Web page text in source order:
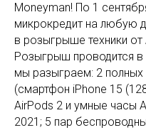
Moneyman! По 1
микрокредит на любую
в розыгрыше техники от
Розыгрыш проводится
мы разыграем: 2 полных
(смартфон iPhone 15
AirPods 2 и умные часы
2021; 5 пар